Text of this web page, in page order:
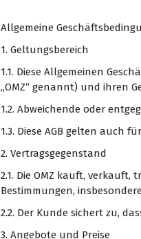
Allgemeine
1. Geltungsbereich
1.1. Diese Allgemeinen
„OMZ“ genannt) und ihren
1.2. Abweichende oder
1.3. Diese AGB gelten auch
2. Vertragsgegenstand
2.1. Die OMZ kauft,
Bestimmungen,
2.2. Der Kunde sichert zu,
3. Angebote und Preise